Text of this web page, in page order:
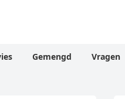
Gemengd Vragen